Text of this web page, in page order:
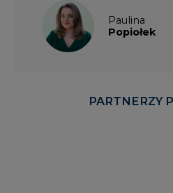
Paulina
Popiołek
PARTNERZY